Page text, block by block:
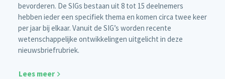
bevorderen. De SIGs bestaan uit 8 tot 15 deelnemers
hebben ieder een specifiek thema en komen circa twee keer
per jaar bij elkaar. Vanuit de SIG’s worden recente
wetenschappelijke ontwikkelingen uitgelicht in deze
nieuwsbriefrubriek.
Lees meer